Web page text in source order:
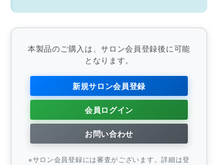
本製品のご購入は、サロン会員登録後に可能
となります。
新規サロン会員登録
会員ログイン
お問い合わせ
※サロン会員登録には審査がございます。詳細は登